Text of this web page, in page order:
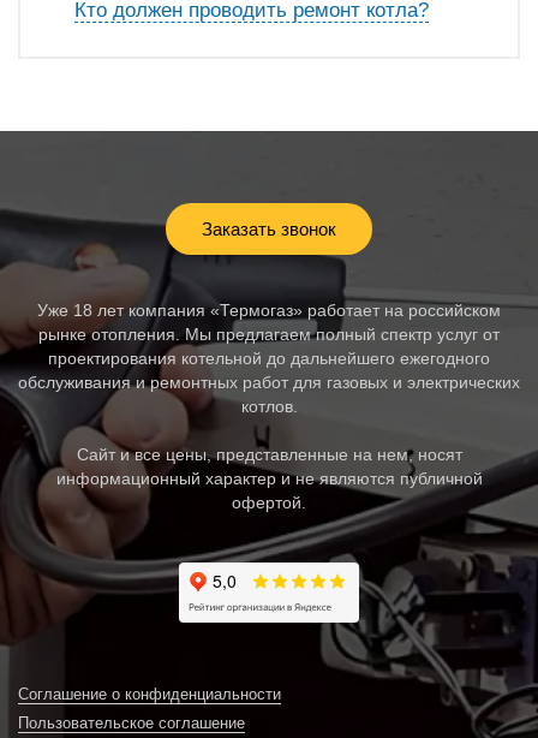
Кто должен проводить ремонт котла?
Заказать звонок
Уже 18 лет компания «Термогаз» работает на российском
рынке отопления. Мы предлагаем полный спектр услуг от
проектирования котельной до дальнейшего ежегодного
обслуживания и ремонтных работ для газовых и электрических
котлов.
Сайт и все цены, представленные на нем, носят
информационный характер и не являются публичной
офертой.
Соглашение о конфиденциальности
Пользовательское соглашение